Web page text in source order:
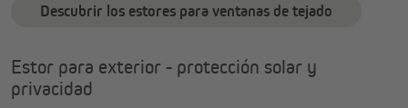
Descubrir los estores para ventanas de tejado
Estor para exterior - protección solar y
privacidad